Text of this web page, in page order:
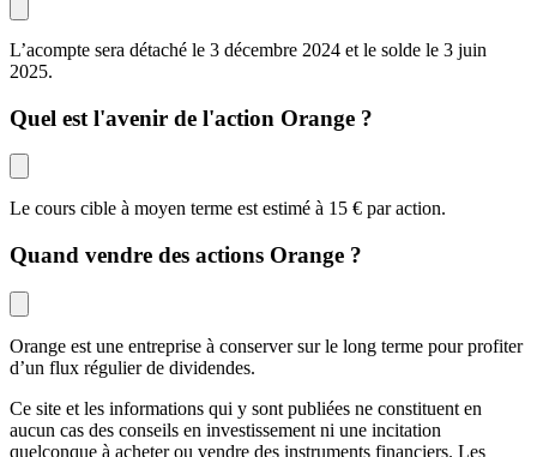
L’acompte sera détaché le 3 décembre 2024 et le solde le 3 juin
2025.
Quel est l'avenir de l'action Orange ?
Le cours cible à moyen terme est estimé à 15 € par action.
Quand vendre des actions Orange ?
Orange est une entreprise à conserver sur le long terme pour profiter
d’un flux régulier de dividendes.
Ce site et les informations qui y sont publiées ne constituent en
aucun cas des conseils en investissement ni une incitation
quelconque à acheter ou vendre des instruments financiers. Les